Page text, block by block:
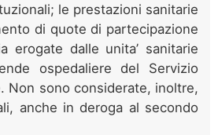
le prestazioni sanitarie
di quote di partecipazione
erogate dalle unita’ sanitarie
ospedaliere del Servizio
Non sono considerate, inoltre,
anche in deroga al secondo